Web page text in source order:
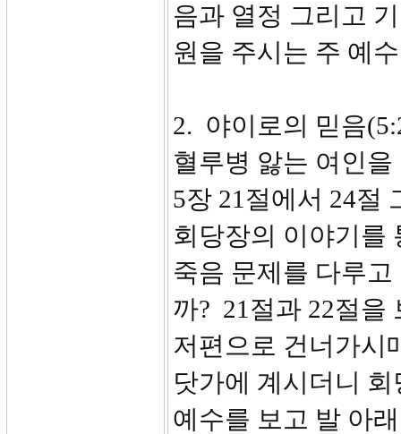
음과 열정 그리고
원을 주시는 주 예
2. 야이로의 믿음
혈루병 앓는 여인
5장 21절에서 24절
회당장의 이야기를
죽음 문제를 다루
까? 21절과 22절을
저편으로 건너가시
닷가에 계시더니
예수를 보고 발 아